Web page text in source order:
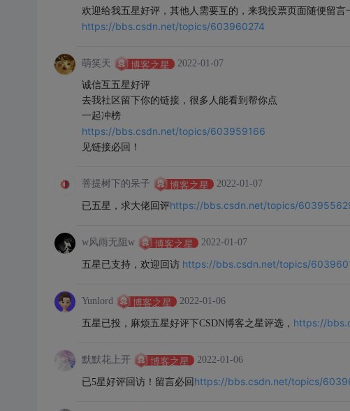
欢迎给我五星好评，其他人需要互的，来我投票页面随便留言
https://bbs.csdn.net/topics/603960274
萌笑天 博客之星 2022-01-07
诚信互五星好评
去我社区留下你的链接，很多人能看到帮你点
一起冲榜
https://bbs.csdn.net/topics/603959166
见链接必回！
菩提树下的呆子 博客之星 2022-01-07
已五星，求大佬回评https://bbs.csdn.net/topics/
w风雨无阻w 博客之星 2022-01-07
五星已支持，欢迎回访 https://bbs.csdn.net/topics/
Yunlord 博客之星 2022-01-06
五星已投，麻烦五星好评下CSDN博客之星评选， https://
默默花上开 博客之星 2022-01-06
已5星好评回访！留言必回 https://bbs.csdn.net/topics/